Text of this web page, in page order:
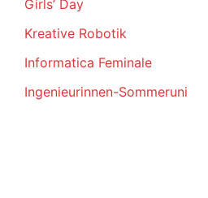
Girls’ Day
Kreative Robotik
Informatica Feminale
Ingenieurinnen-Sommeruni